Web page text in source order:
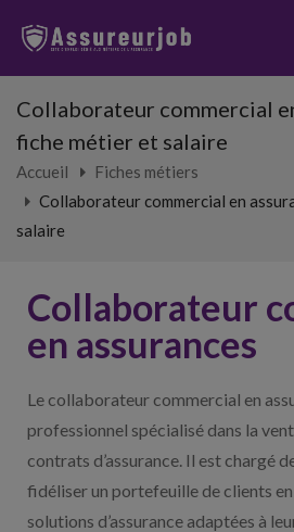
Collaborateur commercial
fiche métier et salaire
Accueil
Fiches métiers
Collaborateur commercial en
salaire
Collaborateur
en assurances
Le collaborateur commercial en
professionnel spécialisé dans la
contrats d’assurance. Il est chargé
fidéliser un portefeuille de clients
solutions d’assurance adaptées à